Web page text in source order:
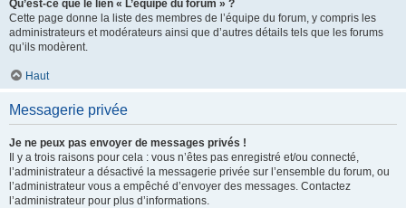
Qu’est-ce que le lien « L’équipe du forum » ?
Cette page donne la liste des membres de l’équipe du forum, y compris les
administrateurs et modérateurs ainsi que d’autres détails tels que les forums
qu’ils modèrent.
Haut
Messagerie privée
Je ne peux pas envoyer de messages privés !
Il y a trois raisons pour cela : vous n’êtes pas enregistré et/ou connecté,
l’administrateur a désactivé la messagerie privée sur l’ensemble du forum, ou
l’administrateur vous a empêché d’envoyer des messages. Contactez
l’administrateur pour plus d’informations.